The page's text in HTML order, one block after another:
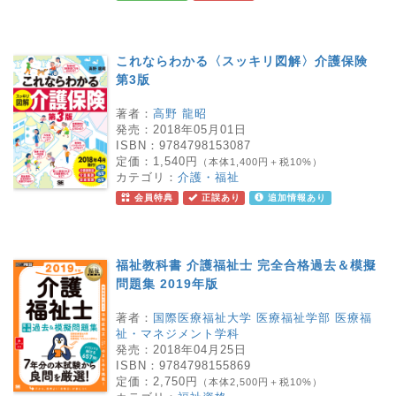
これならわかる〈スッキリ図解〉介護保険
第3版
著者： 高野 龍昭
発売： 2018年05月01日
ISBN： 9784798153087
定価： 1,540円 （本体1,400円＋税10%）
カテゴリ： 介護・福祉
会員特典 正誤あり 追加情報あり
福祉教科書 介護福祉士 完全合格過去＆模擬
問題集 2019年版
著者： 国際医療福祉大学 医療福祉学部 医療福
祉・マネジメント学科
発売： 2018年04月25日
ISBN： 9784798155869
定価： 2,750円 （本体2,500円＋税10%）